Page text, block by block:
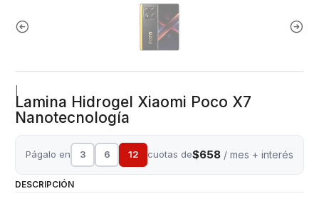
Lamina Hidrogel Xiaomi Poco X7
Nanotecnología
Págalo en 3 6 12 cuotas de$658 / mes + interés
DESCRIPCIÓN